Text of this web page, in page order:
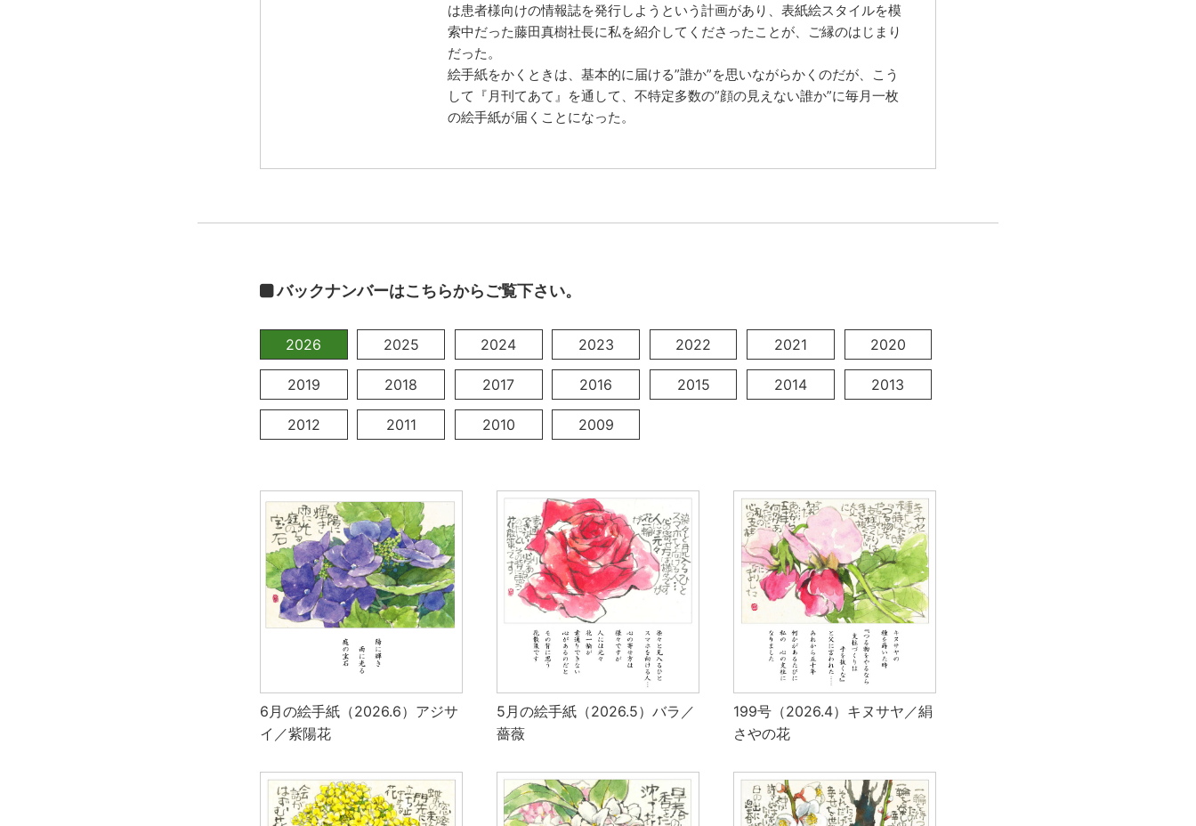
は患者様向けの情報誌を発行しようという計画があり、表紙絵スタイルを模
索中だった藤田真樹社長に私を紹介してくださったことが、ご縁のはじまり
だった。
絵手紙をかくときは、基本的に届ける”誰か”を思いながらかくのだが、こう
して『月刊てあて』を通して、不特定多数の”顔の見えない誰か”に毎月一枚
の絵手紙が届くことになった。
バックナンバーはこちらからご覧下さい。
2026 2025 2024 2023 2022 2021 2020
2019 2018 2017 2016 2015 2014 2013
2012 2011 2010 2009
6月の絵手紙（2026.6）アジサ
イ／紫陽花
5月の絵手紙（2026.5）バラ／
薔薇
199号（2026.4）キヌサヤ／絹
さやの花